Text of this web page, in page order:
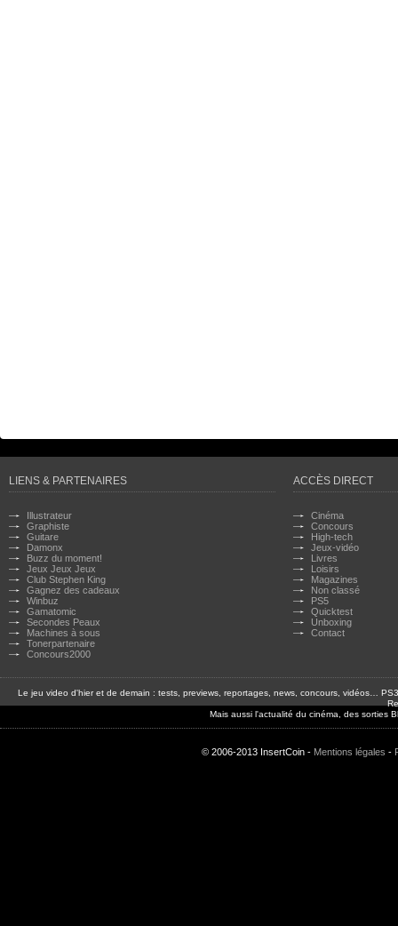
LIENS & PARTENAIRES
Illustrateur
Graphiste
Guitare
Damonx
Buzz du moment!
Jeux Jeux Jeux
Club Stephen King
Gagnez des cadeaux
Winbuz
Gamatomic
Secondes Peaux
Machines à sous
Tonerpartenaire
Concours2000
ACCÈS DIRECT
Cinéma
Concours
High-tech
Jeux-vidéo
Livres
Loisirs
Magazines
Non classé
PS5
Quicktest
Unboxing
Contact
Le jeu video d'hier et de demain : tests, previews, reportages, news, concours, vidéos…
Mais aussi l'actualité du cinéma, des sorties
© 2006-2013 InsertCoin - Mentions légales -